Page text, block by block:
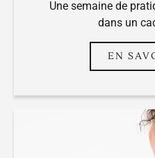
Une semaine de
dans un
EN